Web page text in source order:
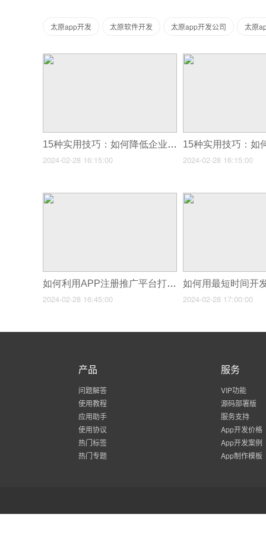
太原app开发 太原软件开发 太原app开发公司 太原
15种实用技巧：如何降低企业app开发代理费用
2024-02-28 16:15:00 2024-02-28 16:15:00
如何利用APP注册推广平台打造自己的品牌
2024-02-28 16:45:00
如何用最短时间开
2024-02-28 17:00:00
产品
问题解答
使用教程
应用助手
使用协议
热门标签
热门专题
服务
VIP功能
源码部署版
服务支持
App开发价格
App开发案例
App制作模板